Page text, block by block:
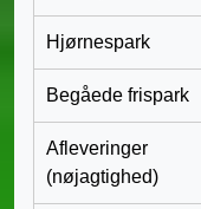
Hjørnespark
Begåede frispark
Afleveringer
(nøjagtighed)